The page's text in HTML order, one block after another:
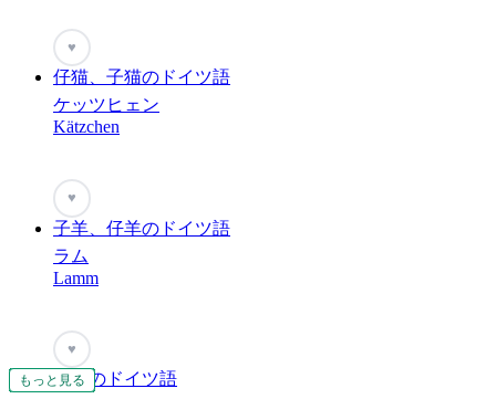
もっと見る
もっと見る
もっと見る
もっと見る
もっと見る
もっと見る
もっと見る
もっと見る
もっと見る
もっと見る
もっと見る
もっと見る
もっと見る
もっと見る
もっと見る
もっと見る
もっと見る
もっと見る
もっと見る
もっと見る
もっと見る
もっと見る
もっと見る
もっと見る
もっと見る
もっと見る
もっと見る
もっと見る
もっと見る
もっと見る
もっと見る
♥
仔猫、子猫のドイツ語
ケッツヒェン
Kätzchen
♥
子羊、仔羊のドイツ語
ラム
Lamm
♥
子豚のドイツ語
もっと見る
もっと見る
もっと見る
もっと見る
もっと見る
もっと見る
もっと見る
もっと見る
もっと見る
もっと見る
もっと見る
もっと見る
もっと見る
もっと見る